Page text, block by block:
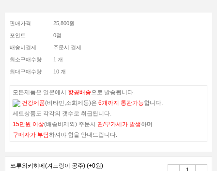
판매가격 25,800원
포인트 0점
배송비결제 주문시 결제
최소구매수량 1 개
최대구매수량 10 개
모든제품은 일본에서 항공배송으로 발송됩니다.
건강제품(비타민,소화제등)은 6개까지 통관가능합니다.
세트상품도 각각의 갯수로 취급됩니다.
15만원 이상(배송비제외) 주문시 관/부가세가 발생하며
구매자가 부담하셔야 함을 안내드립니다.
쯔루와키히메(겨드랑이 공주) (+0원)